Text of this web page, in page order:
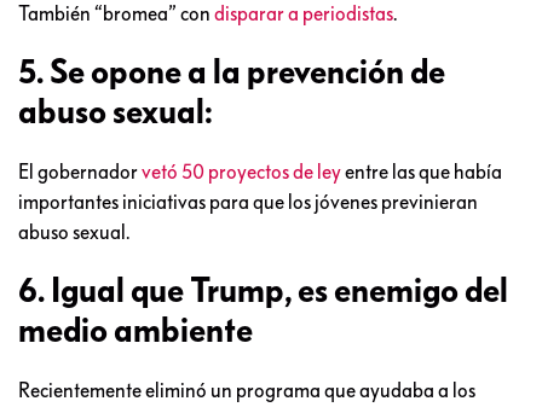
También “bromea” con disparar a periodistas.
5. Se opone a la prevención de
abuso sexual:
El gobernadorvetó 50 proyectos de leyentre las que había
importantes iniciativas para que los jóvenes previnieran
abuso sexual.
6. Igual que Trump, es enemigo del
medio ambiente
Recientemente eliminó un programa que ayudaba a los